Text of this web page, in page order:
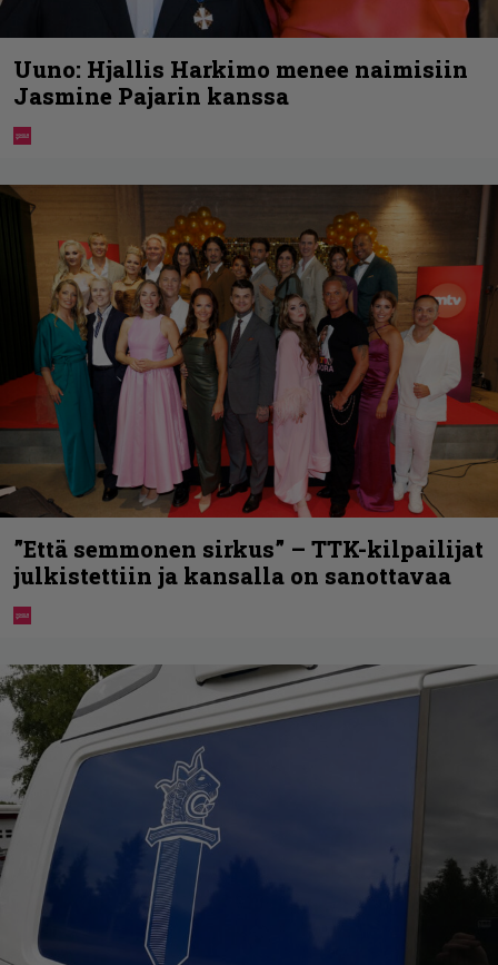
Uuno: Hjallis Harkimo menee naimisiin
Jasmine Pajarin kanssa
”Että semmonen sirkus” – TTK-kilpailijat
julkistettiin ja kansalla on sanottavaa